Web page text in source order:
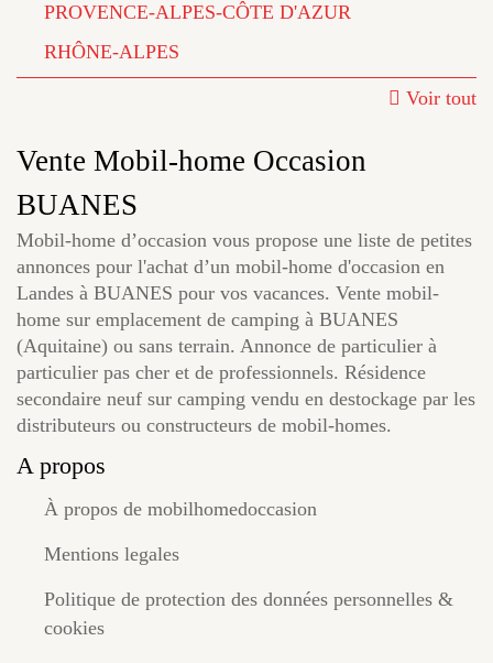
PROVENCE-ALPES-CÔTE D'AZUR
RHÔNE-ALPES
Voir tout
Vente Mobil-home Occasion
BUANES
Mobil-home d’occasion vous propose une liste de petites
annonces pour l'achat d’un mobil-home d'occasion en
Landes à BUANES pour vos vacances. Vente mobil-
home sur emplacement de camping à BUANES
(Aquitaine) ou sans terrain. Annonce de particulier à
particulier pas cher et de professionnels. Résidence
secondaire neuf sur camping vendu en destockage par les
distributeurs ou constructeurs de mobil-homes.
A propos
À propos de mobilhomedoccasion
Mentions legales
Politique de protection des données personnelles &
cookies